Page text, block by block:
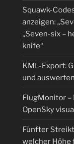
Squawk-
anzeigen:
„Seven-six –
knife“
KML-Export:
und auswerten
FlugMonitor –
OpenSky
Fünfter
welcher Höhe